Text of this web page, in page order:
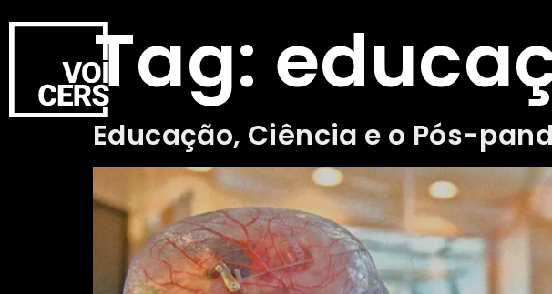
Tag:
Educação, Ciência e o Pós-